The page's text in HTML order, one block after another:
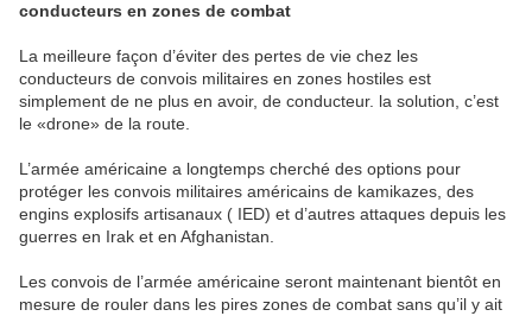
conducteurs en zones de combat
La meilleure façon d’éviter des pertes de vie chez les
conducteurs de convois militaires en zones hostiles est
simplement de ne plus en avoir, de conducteur. la solution, c’est
le «drone» de la route.
L’armée américaine a longtemps cherché des options pour
protéger les convois militaires américains de kamikazes, des
engins explosifs artisanaux ( IED) et d’autres attaques depuis les
guerres en Irak et en Afghanistan.
Les convois de l’armée américaine seront maintenant bientôt en
mesure de rouler dans les pires zones de combat sans qu’il y ait